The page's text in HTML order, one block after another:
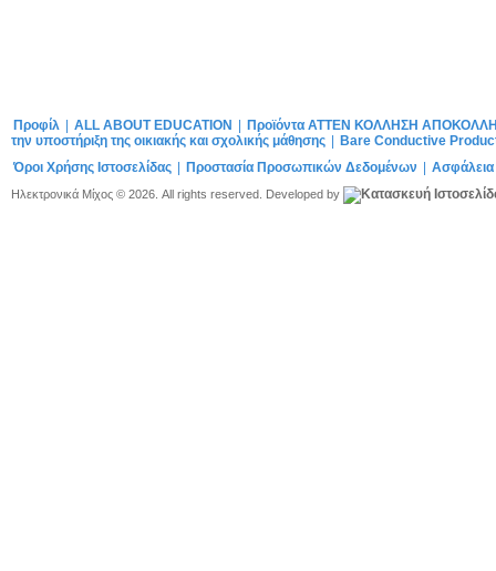
Προφίλ ALL ABOUT EDUCATION
Προϊόντα ATTEN ΚΟΛΛΗΣΗ
την υποστήριξη της οικιακής και σχολικής μάθησης
Bare Conductive
Όροι Χρήσης Ιστοσελίδας
Προστασία Προσωπικών Δεδομένων
Ηλεκτρονικά Μίχος © 2026. All rights reserved. Developed by